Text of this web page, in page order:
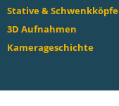
Stative & Schwenkköpfe
3D Aufnahmen
Kamerageschichte